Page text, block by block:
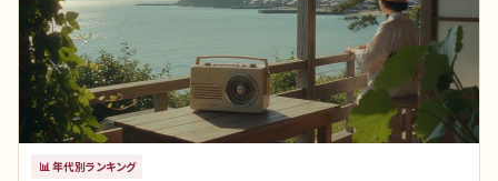
📊 年代別ランキング